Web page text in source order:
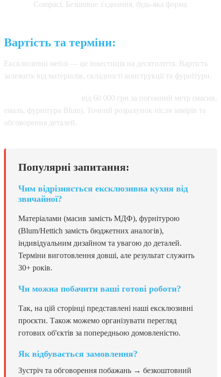
Compact. Безшовне з'єднання, будь-яка форма
Вартість та терміни:
Ексклюзивні меблі — це інвестиція на десятиліття. Вартість
залежить від матеріалів, складності конструкції та фурнітури.
від 60 000 грн за погонний метр (масив,
емаль, фурнітура Blum). Точний розрахунок після замірів та
обговорення деталей.
Популярні запитання:
Чим відрізняється ексклюзивна кухня від
звичайної?
Матеріалами (масив замість МДФ), фурнітурою
(Blum/Hettich замість бюджетних аналогів),
індивідуальним дизайном та увагою до деталей.
Терміни виготовлення довші, але результат служить
30+ років.
Чи можна побачити ваші готові роботи?
Так, на цій сторінці представлені наші ексклюзивні
проєкти. Також можемо організувати перегляд
готових об'єктів за попередньою домовленістю.
Як відбувається замовлення?
Зустріч та обговорення побажань → безкоштовний